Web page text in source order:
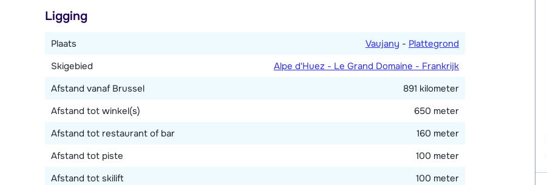
Ligging
Plaats Vaujany - Plattegrond
Skigebied
Alpe d'Huez - Le Grand Domaine - Frankrijk
Afstand vanaf Brussel
891 kilometer
Afstand tot winkel(s)
650 meter
Afstand tot restaurant of bar
160 meter
Afstand tot piste
100 meter
Afstand tot skilift
100 meter